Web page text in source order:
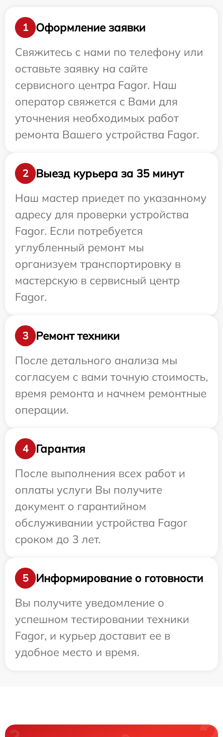
1
Оформление заявки
Свяжитесь с нами по телефону или
оставьте заявку на сайте
сервисного центра Fagor. Наш
оператор свяжется с Вами для
уточнения необходимых работ
ремонта Вашего устройства Fagor.
2
Выезд курьера за 35 минут
Наш мастер приедет по указанному
адресу для проверки устройства
Fagor. Если потребуется
углубленный ремонт мы
организуем транспортировку в
мастерскую в сервисный центр
Fagor.
3
Ремонт техники
После детального анализа мы
согласуем с вами точную стоимость,
время ремонта и начнем ремонтные
операции.
4
Гарантия
После выполнения всех работ и
оплаты услуги Вы получите
документ о гарантийном
обслуживании устройства Fagor
сроком до 3 лет.
5
Информирование о готовности
Вы получите уведомление о
успешном тестировании техники
Fagor, и курьер доставит ее в
удобное место и время.